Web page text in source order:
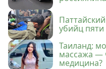
убийц пяти
Таиланд:
массажа —
медицина?